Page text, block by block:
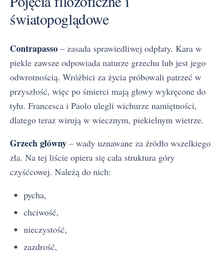
światopoglądowe
Contrapasso – zasada sprawiedliwej odpłaty. Kara w
piekle zawsze odpowiada naturze grzechu lub jest jego
odwrotnością. Wróżbici za życia próbowali patrzeć w
przyszłość, więc po śmierci mają głowy wykręcone do
tyłu. Francesca i Paolo ulegli wichurze namiętności,
dlatego teraz wirują w wiecznym, piekielnym wietrze.
Grzech główny – wady uznawane za źródło wszelkiego
zła. Na tej liście opiera się cała struktura góry
czyśćcowej. Należą do nich:
pycha,
chciwość,
nieczystość,
zazdrość,